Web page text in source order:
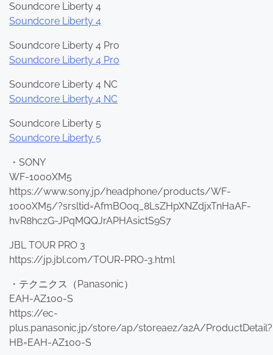
Soundcore Liberty 4
Soundcore Liberty 4
Soundcore Liberty 4 Pro
Soundcore Liberty 4 Pro
Soundcore Liberty 4 NC
Soundcore Liberty 4 NC
Soundcore Liberty 5
Soundcore Liberty 5
・SONY
WF-1000XM5
https://www.sony.jp/headphone/products/WF-
1000XM5/?srsltid=AfmBOoq_8LsZHpXNZdjxTnHaAF-
hvR8hczG-JPqMQQJrAPHAsictS9S7
JBL TOUR PRO 3
https://jp.jbl.com/TOUR-PRO-3.html
・テクニクス（Panasonic）
EAH-AZ100-S
https://ec-
plus.panasonic.jp/store/ap/storeaez/a2A/ProductDetail?
HB=EAH-AZ100-S